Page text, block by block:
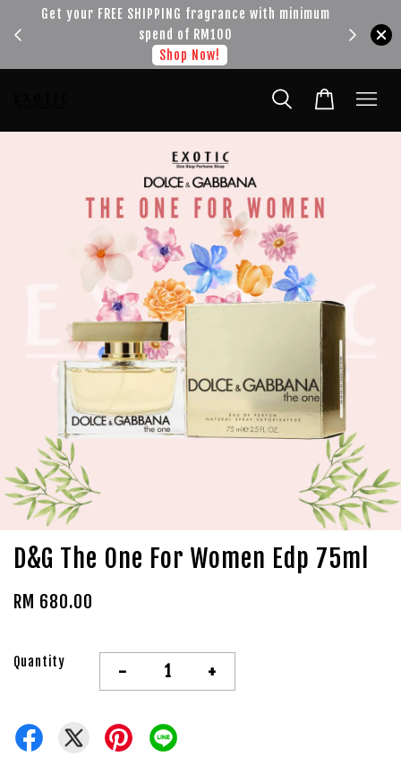
Get your FREE SHIPPING fragrance with minimum
spend of RM100
Shop Now!
D&G The One For Women Edp 75ml
RM 680.00
Quantity - +